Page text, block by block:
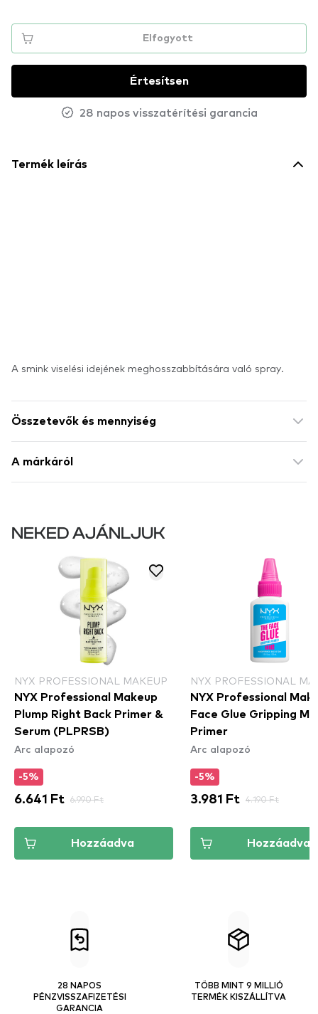
Elfogyott
Értesítsen
28 napos visszatérítési garancia
Termék leírás
A smink viselési idejének meghosszabbítására való spray.
Összetevők és mennyiség
A márkáról
NEKED AJÁNLJUK
NYX PROFESSIONAL MAKEUP
NYX Professional Makeup
Plump Right Back Primer &
Serum (PLPRSB)
Arc alapozó
-5%
6.641 Ft 6.990 Ft
Hozzáadva
NYX PROFESSIONAL
NYX Professional
Face Glue Gripping
Primer
Arc alapozó
-5%
3.981 Ft 4.190 Ft
Hozzáadva
28 NAPOS
PÉNZVISSZAFIZETÉSI
GARANCIA
TÖBB MINT 9 MILLIÓ
TERMÉK KISZÁLLÍTVA